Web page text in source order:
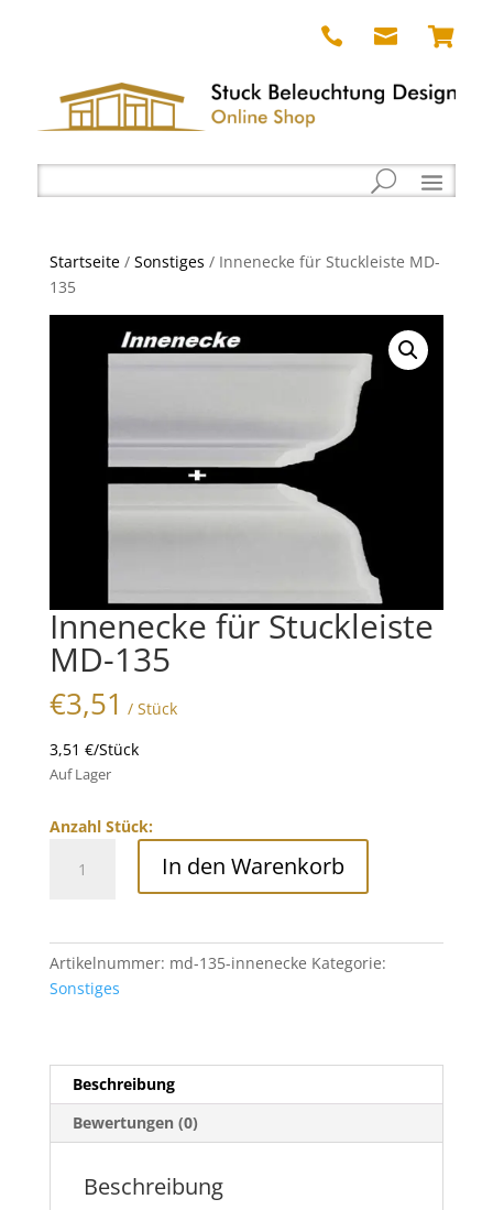
  
Startseite/ Sonstiges / Innenecke für Stuckleiste MD-
135
Innenecke für Stuckleiste
MD-135
€3,51 / Stück
3,51 €/Stück
Auf Lager
Anzahl Stück:
135
Menge
In den Warenkorb
Artikelnummer: md-135-innenecke Kategorie:
Sonstiges
Beschreibung
Bewertungen (0)
Beschreibung